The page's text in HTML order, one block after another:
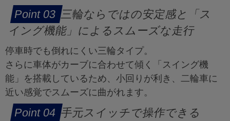
三輪ならではの安定感と「ス
イング機能」によるスムーズな走行
停車時でも倒れにくい三輪タイプ。
さらに車体がカーブに合わせて傾く「スイング機
能」を搭載しているため、小回りが利き、二輪車に
近い感覚でスムーズに曲がれます。
手元スイッチで操作できる